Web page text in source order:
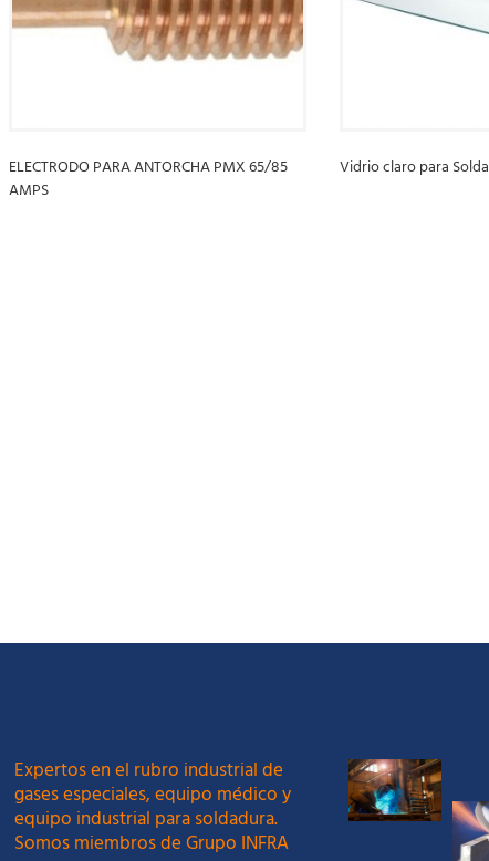
ELECTRODO PARA ANTORCHA PMX 65/85
AMPS
Vidrio claro para
Expertos en el rubro industrial de
gases especiales, equipo médico y
equipo industrial para soldadura.
Somos miembros de Grupo INFRA